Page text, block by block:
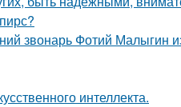
звонарь Фотий Малыгин
интеллекта.